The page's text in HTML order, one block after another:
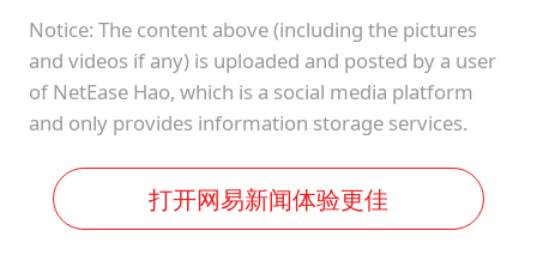
Notice: The content above (including the pictures
and videos if any) is uploaded and posted by a user
of NetEase Hao, which is a social media platform
and only provides information storage services.
打开网易新闻体验更佳